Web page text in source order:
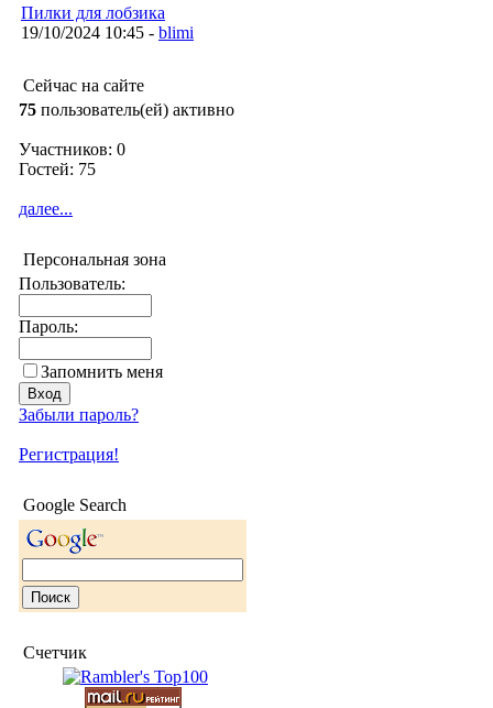
Пилки для лобзика
19/10/2024 10:45 - blimi
Сейчас на сайте
75 пользователь(ей) активно
Участников: 0
Гостей: 75
далее...
Персональная зона
Пользователь:
Пароль:
Запомнить меня
Забыли пароль?
Регистрация!
Google Search
Счетчик